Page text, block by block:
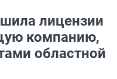
лицензии
компанию,
областной